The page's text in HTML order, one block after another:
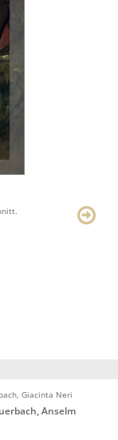
Giacinta Neri
Anselm